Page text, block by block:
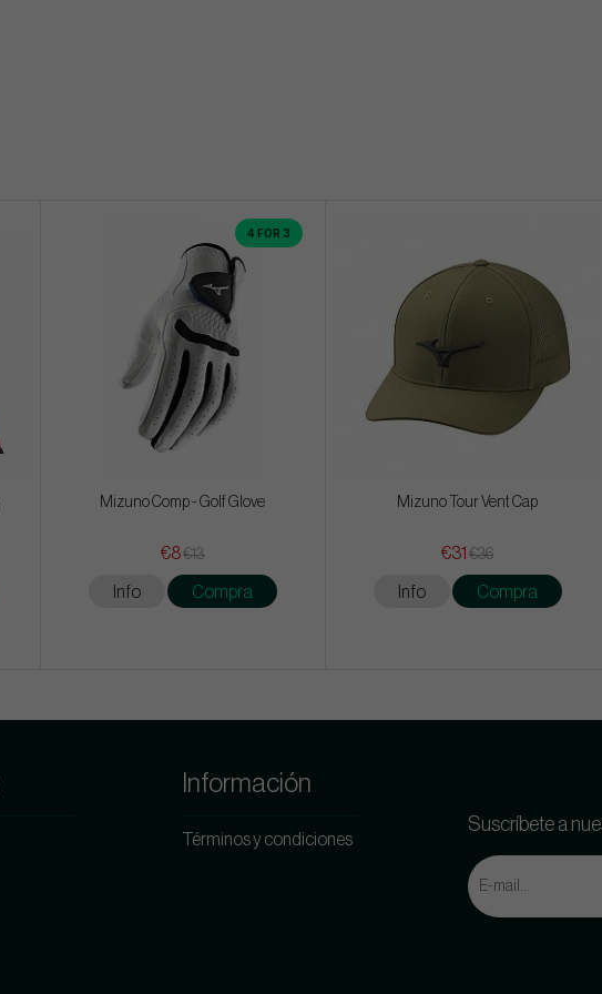
4 FOR 3
Mizuno Comp - Golf Glove
€8 €13
Info Compra
Mizuno Tour Vent Cap
€31 €36
Info Compra
Información
Términos y condiciones
Suscríbete a